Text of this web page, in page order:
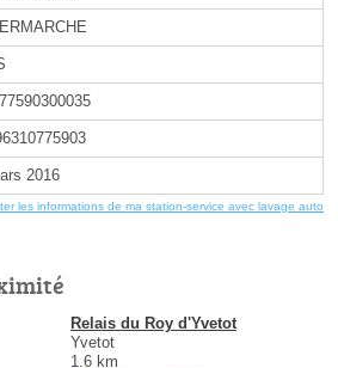
2016
les informations de ma station-service avec lavage auto
Relais du Roy d'Yvetot
Yvetot
1.6 km